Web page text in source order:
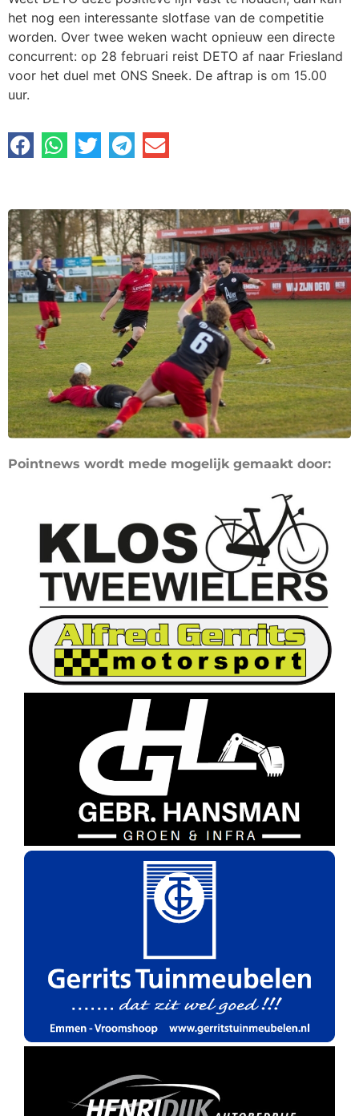
het nog een interessante slotfase van de competitie
worden. Over twee weken wacht opnieuw een directe
concurrent: op 28 februari reist DETO af naar Friesland
voor het duel met ONS Sneek. De aftrap is om 15.00
uur.
Pointnews wordt mede mogelijk gemaakt door: